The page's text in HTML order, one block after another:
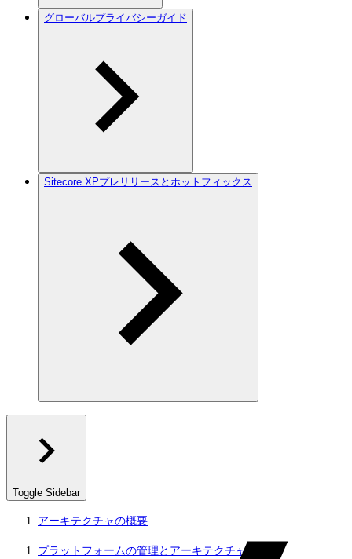
グローバルプライバシーガイド
Sitecore XPプレリリースとホットフィックス
Toggle Sidebar
アーキテクチャの概要
プラットフォームの管理とアーキテクチャ